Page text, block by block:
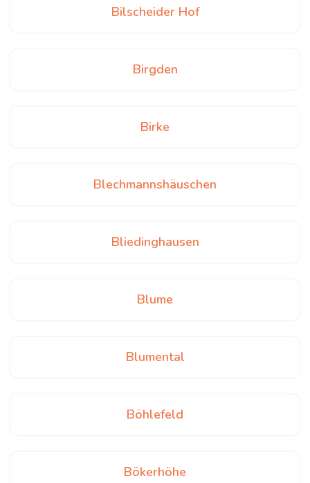
Bilscheider Hof
Birgden
Birke
Blechmannshäuschen
Bliedinghausen
Blume
Blumental
Böhlefeld
Bökerhöhe